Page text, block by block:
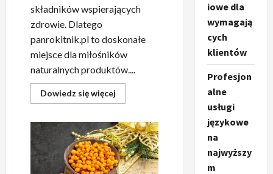
składników wspierających
zdrowie. Dlatego
panrokitnik.pl to doskonałe
miejsce dla miłośników
naturalnych produktów....
Dowiedz się więcej
się
Sklep
z
rokitnikiem:
odwiedź
panrokitnik.pl
iowe dla
wymagają
cych
klientów
Profesjon
alne
usługi
językowe
na
najwyższy
m